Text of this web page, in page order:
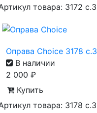
товара: 3172 с.3
Оправа Choice 3178 с.3
В наличии
2 000 ₽
Купить
товара: 3178 с.3